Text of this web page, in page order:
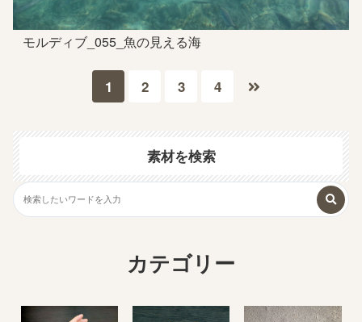
モルディブ_055_魚の見える海
1 2 3 4
素材を検索
カテゴリー